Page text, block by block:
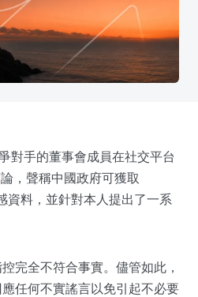
對手的董事會成員在社交平台
，聲稱中國政府可獲取
資料，並針對本人提出了一系
完全不符合事實。儘管如此，
任何不實謠言以免引起不必要